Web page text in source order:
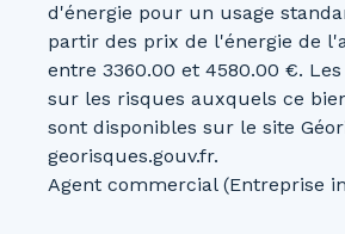
d'énergie pour un usage
partir des prix de l'énergie de
entre 3360.00 et 4580.00 €.
sur les risques auxquels ce
sont disponibles sur le site
georisques.gouv.fr.
Agent commercial (Entreprise